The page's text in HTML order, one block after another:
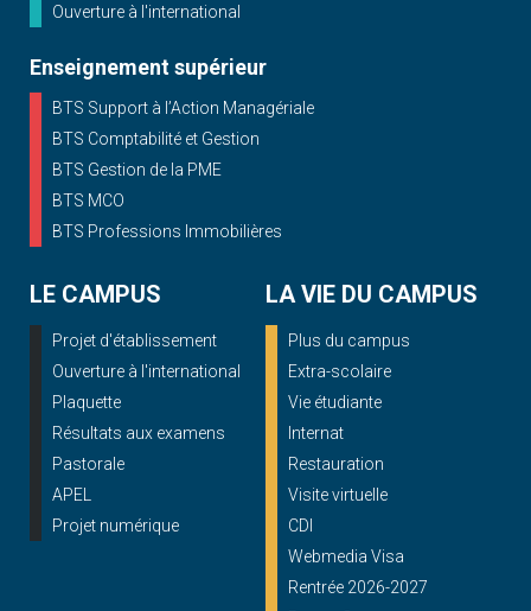
Ouverture à l'international
Enseignement supérieur
BTS Support à l’Action Managériale
BTS Comptabilité et Gestion
BTS Gestion de la PME
BTS MCO
BTS Professions Immobilières
LE CAMPUS
Projet d'établissement
Ouverture à l'international
Plaquette
Résultats aux examens
Pastorale
APEL
Projet numérique
LA VIE DU CAMPUS
Plus du campus
Extra-scolaire
Vie étudiante
Internat
Restauration
Visite virtuelle
CDI
Webmedia Visa
Rentrée 2026-2027